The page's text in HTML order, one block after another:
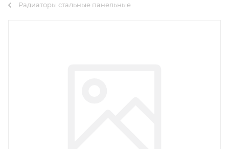
Радиаторы стальные панельные